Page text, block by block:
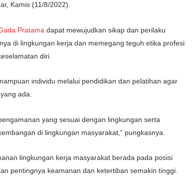
Kamis (11/8/2022).
Pratama dapat mewujudkan sikap dan perilaku
di lingkungan kerja dan memegang teguh etika profesi
diri.
individu melalui pendidikan dan pelatihan agar
ada.
yang sesuai dengan lingkungan serta
di lingkungan masyarakat,” pungkasnya.
lingkungan kerja masyarakat berada pada posisi
pentingnya keamanan dan ketertiban semakin tinggi.